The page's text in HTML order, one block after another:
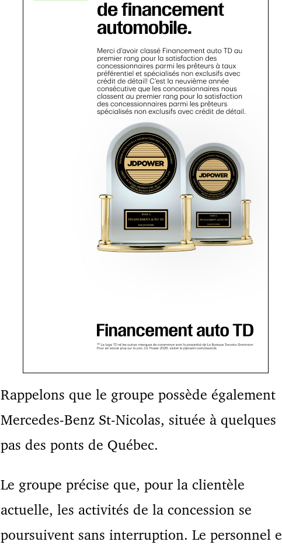
Rappelons que le groupe possède également
Mercedes-Benz St-Nicolas, située à quelques
pas des ponts de Québec.
Le groupe précise que, pour la clientèle
actuelle, les activités de la concession se
poursuivent sans interruption. Le personnel